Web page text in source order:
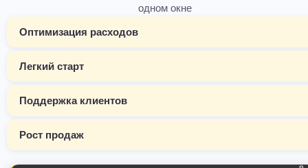
одном окне
Оптимизация расходов
Легкий старт
Поддержка клиентов
Рост продаж